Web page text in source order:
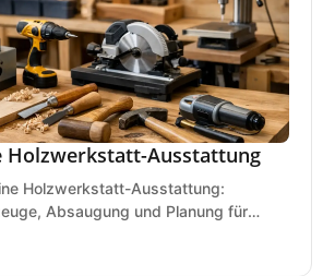
Holzwerkstatt-Ausstattung
Holzwerkstatt-Ausstattung:
Absaugung und Planung für